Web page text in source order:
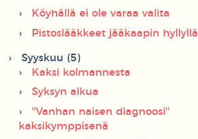
Köyhällä ei ole varaa valita
Pistoslääkkeet jääkaapin hyllyllä
Syyskuu (5)
Kaksi kolmannesta
Syksyn alkua
''Vanhan naisen diagnoosi''
kaksikymppisenä